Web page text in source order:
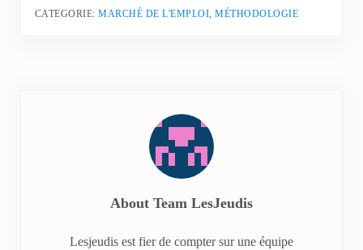
CATEGORIE:MARCHÉ DE L'EMPLOI,MÉTHODOLOGIE
About Team LesJeudis
Lesjeudis est fier de compter sur une équipe